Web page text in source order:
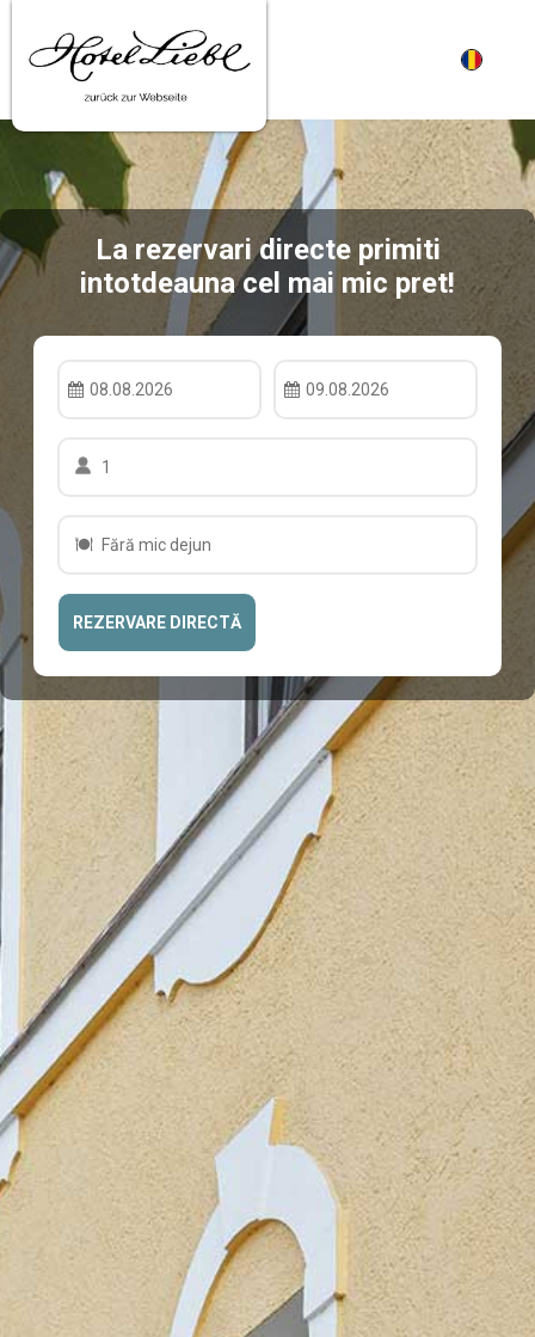
La rezervari directe primiti
intotdeauna cel mai mic pret!
08.08.2026 09.08.2026
1
Fără mic dejun